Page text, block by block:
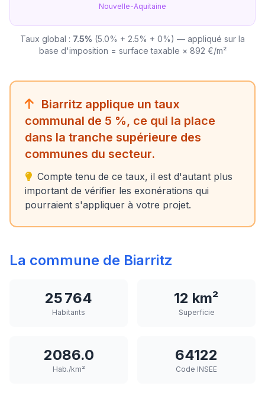
Nouvelle-Aquitaine
Taux global : 7.5% (5.0% + 2.5% + 0%) — appliqué sur la
base d'imposition = surface taxable × 892 €/m²
Biarritz applique un taux
communal de 5 %, ce qui la place
dans la tranche supérieure des
communes du secteur.
Compte tenu de ce taux, il est d'autant plus
important de vérifier les exonérations qui
pourraient s'appliquer à votre projet.
La commune de Biarritz
25 764
Habitants
12 km²
Superficie
2086.0
Hab./km²
64122
Code INSEE